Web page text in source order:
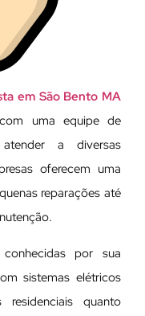
em São Bento MA
uma equipe de
a diversas
oferecem uma
reparações até
por sua
sistemas elétricos
quanto